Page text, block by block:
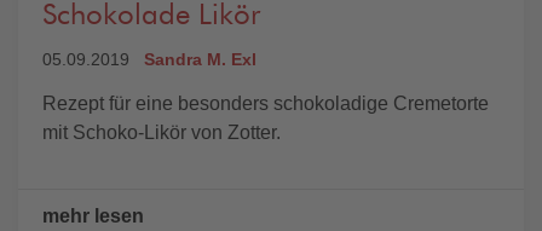
Schokolade Likör
05.09.2019 Sandra M. Exl
Rezept für eine besonders schokoladige Cremetorte
mit Schoko-Likör von Zotter.
mehr lesen